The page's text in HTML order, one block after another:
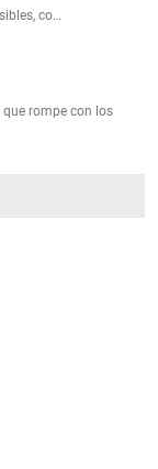
co…
que rompe con los